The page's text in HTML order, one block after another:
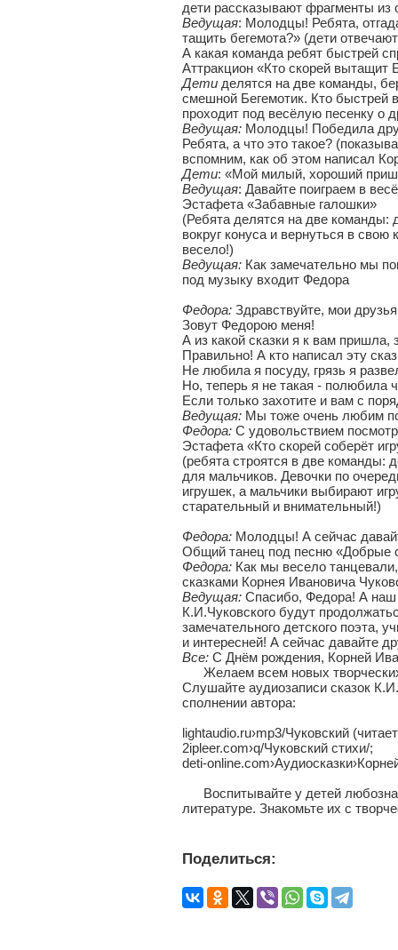
дети рассказывают фрагменты
Ведущая: Молодцы! Ребята,
тащить бегемота?» (дети
А какая команда ребят быстрей
Аттракцион «Кто скорей вытащит
Дети делятся на две команды,
смешной Бегемотик. Кто быстрей
проходит под весёлую песенку о
Ведущая: Молодцы! Победила
Ребята, а что это такое?
вспомним, как об этом написал
Дети: «Мой милый, хороший
Ведущая: Давайте поиграем в
Эстафета «Забавные галошки»
(Ребята делятся на две команды:
вокруг конуса и вернуться в
весело!)
Ведущая: Как замечательно мы
под музыку входит Федора
Федора: Здравствуйте, мои
Зовут Федорою меня!
А из какой сказки я к вам пришла,
Правильно! А кто написал эту
Не любила я посуду, грязь я
Но, теперь я не такая - полюбила
Если только захотите и вам с
Ведущая: Мы тоже очень любим
Федора: С удовольствием
Эстафета «Кто скорей соберёт
(ребята строятся в две команды:
для мальчиков. Девочки по
игрушек, а мальчики выбирают
старательный и внимательный!)
Федора: Молодцы! А сейчас
Общий танец под песню «Добрые
Федора: Как мы весело
сказками Корнея Ивановича
Ведущая: Спасибо, Федора! А наш
К.И.Чуковского будут
замечательного детского поэта,
и интересней! А сейчас давайте
Все: С Днём рождения, Корней
Желаем всем новых
Слушайте аудиозаписи сказок
сполнении автора:
lightaudio.ru›mp3/Чуковский
2ipleer.com›q/Чуковский стихи/;
deti-
Воспитывайте у детей
литературе. Знакомьте их с
Поделиться: